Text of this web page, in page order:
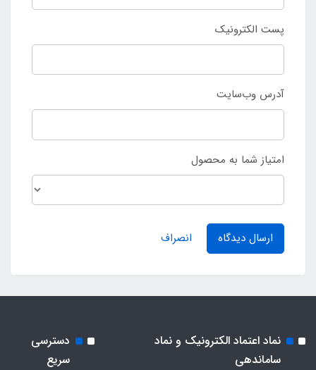
پست الکترونیک
آدرس وب‌سایت
امتیاز شما به محصول
ارسال دیدگاه انصراف
نماد اعتماد الکترونیک و نماد
ساماندهی
دسترسی
سریع